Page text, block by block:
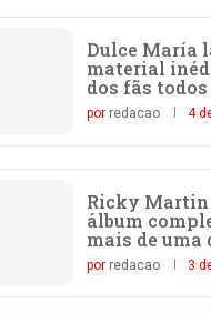
Dulce María
material
dos fãs todos
por redacao 4
Ricky
álbum
mais de uma
por redacao 3